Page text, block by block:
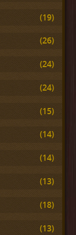
(19)
(26)
(24)
(24)
(15)
(14)
(14)
(13)
(18)
(13)